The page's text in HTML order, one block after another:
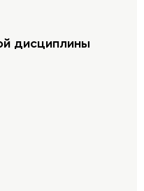
дисциплины